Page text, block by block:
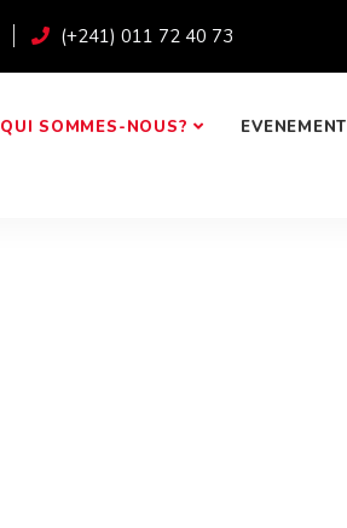
(+241) 011 72 40 73
QUI SOMMES-NOUS? EVENEMENT